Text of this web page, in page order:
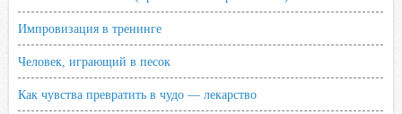
Импровизация в тренинге
Человек, играющий в песок
Как чувства превратить в чудо — лекарство